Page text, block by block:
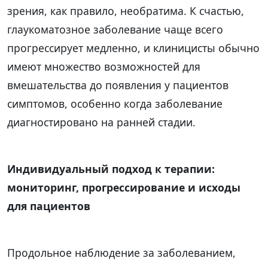
зрения, как правило, необратима. К счастью,
глаукоматозное заболевание чаще всего
прогрессирует медленно, и клиницисты обычно
имеют множество возможностей для
вмешательства до появления у пациентов
симптомов, особенно когда заболевание
диагностировано на ранней стадии.
Индивидуальный подход к терапии:
мониторинг, прогрессирование и исходы
для пациентов
Продольное наблюдение за заболеванием,